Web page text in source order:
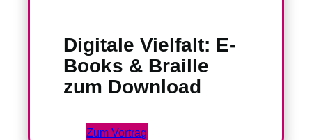
Digitale Vielfalt: E-
Books & Braille
zum Download
Zum Vortrag